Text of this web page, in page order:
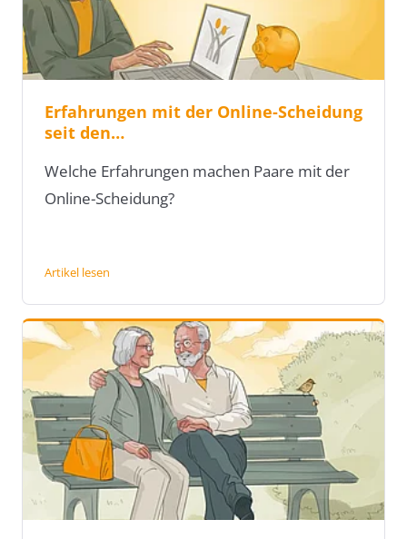
Erfahrungen mit der Online-Scheidung
seit den…
Welche Erfahrungen machen Paare mit der
Online-Scheidung?
Artikel lesen